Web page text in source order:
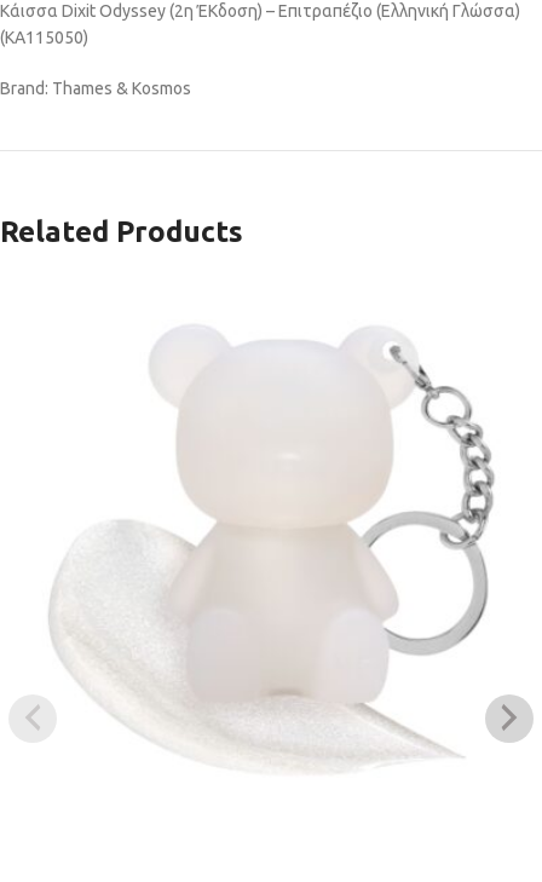
Κάισσα Dixit Odyssey (2η ΈΚδοση) – Επιτραπέζιο (Ελληνική Γλώσσα)
(KA115050)
Brand: Thames & Kosmos
Related Products